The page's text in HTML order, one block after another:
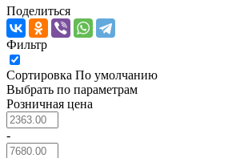
Поделиться
Фильтр
Сортировка По умолчанию
Выбрать по параметрам
Розничная цена
-